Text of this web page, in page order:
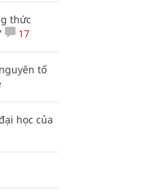
thức
17
tố
học của